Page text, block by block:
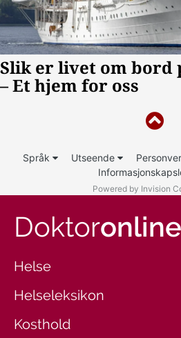
Språk Utseende
Powered by Invision
Doktoronline
Helse
Helseleksikon
Kosthold